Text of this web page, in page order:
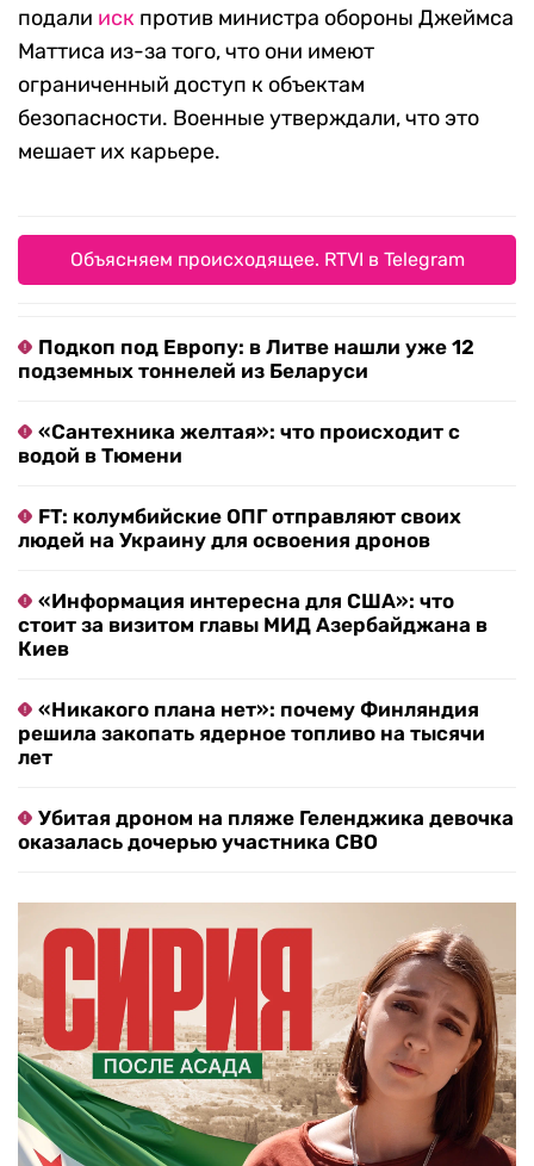
подали иск против министра обороны Джеймса
Маттиса из-за того, что они имеют
ограниченный доступ к объектам
безопасности. Военные утверждали, что это
мешает их карьере.
Объясняем происходящее. RTVI в Telegram
Подкоп под Европу: в Литве нашли уже 12
подземных тоннелей из Беларуси
«Сантехника желтая»: что происходит с
водой в Тюмени
FT: колумбийские ОПГ отправляют своих
людей на Украину для освоения дронов
«Информация интересна для США»: что
стоит за визитом главы МИД Азербайджана в
Киев
«Никакого плана нет»: почему Финляндия
решила закопать ядерное топливо на тысячи
лет
Убитая дроном на пляже Геленджика девочка
оказалась дочерью участника СВО